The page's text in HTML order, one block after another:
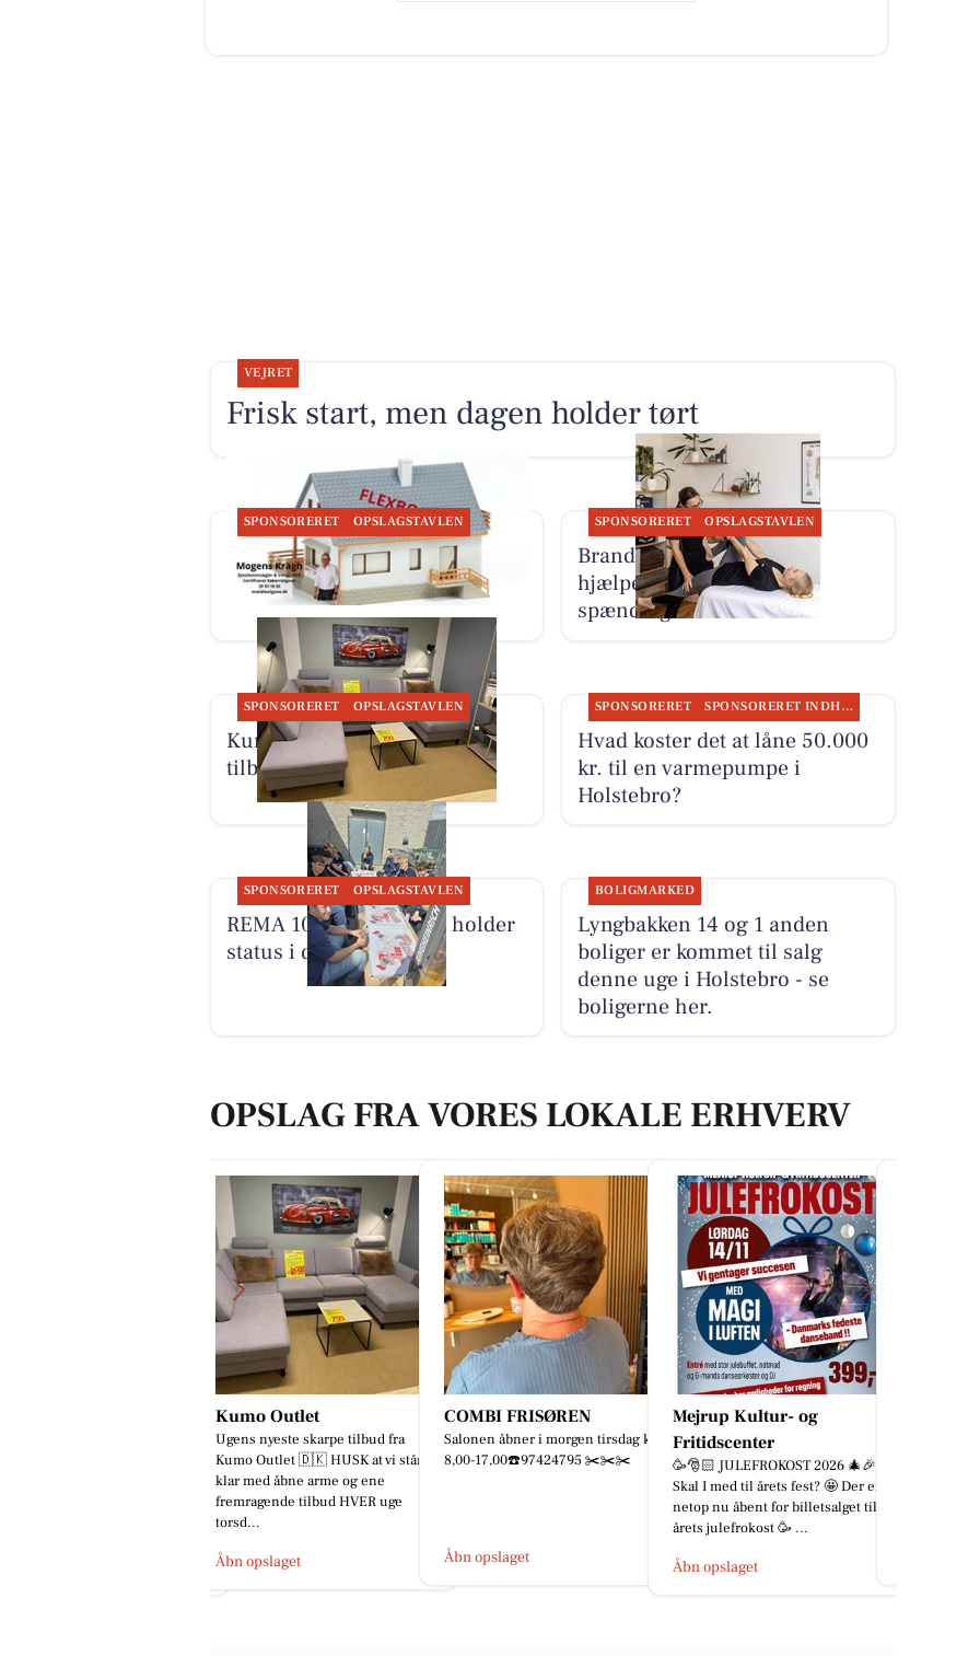
VEJRET
Frisk start, men dagen holder tørt
SPONSORERET OPSLAGSTAVLEN
BoligOne Mogens Kragh I/S
deler ny artikel om flexboliger
SPONSORERET OPSLAGSTAVLEN
Brandsborgs Kropsterapi
hjælper med at løsne
spændinger i fascia
SPONSORERET OPSLAGSTAVLEN
Kumo Outlet har nye skarpe
tilbud torsdag-søndag
SPONSORERET SPONSORERET INDHOLD
Hvad koster det at låne 50.000
kr. til en varmepumpe i
Holstebro?
SPONSORERET OPSLAGSTAVLEN
REMA 1000 Halgårdvej holder
status i dag
BOLIGMARKED
Lyngbakken 14 og 1 anden
boliger er kommet til salg
denne uge i Holstebro - se
boligerne her.
OPSLAG FRA VORES LOKALE ERHVERV
COMBI FRISØREN
Salonen åbner i morgen tirsdag kl
8,00-17,00☎️97424795 ✂️✂️✂️
Åbn opslaget
Mejrup Kultur- og
Fritidscenter
🥳🎅🏻 JULEFROKOST 2026 🎄🎉
Åbn opslaget
Bianca Pure Skin
❤️
Åbn opslaget